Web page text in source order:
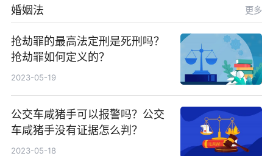
婚姻法 更多
抢劫罪的最高法定刑是死刑吗？
抢劫罪如何定义的？
2023-05-19
公交车咸猪手可以报警吗？公交
车咸猪手没有证据怎么判？
2023-05-18